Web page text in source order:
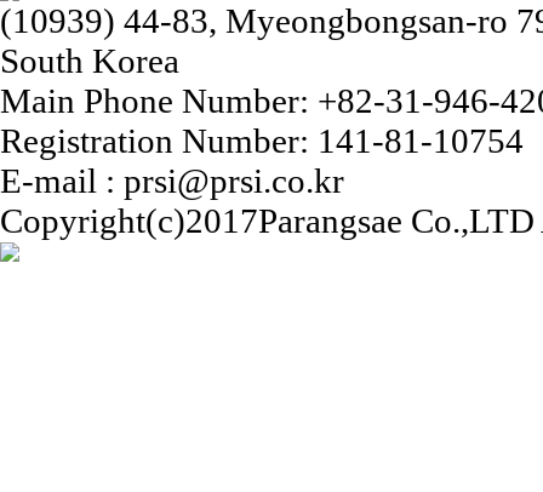
(10939) 44-83, Myeongbongsan-ro
South Korea
Main Phone Number: +82-31-946-
Registration Number: 141-81-10754
E-mail : prsi@prsi.co.kr
Copyright(c)2017Parangsae